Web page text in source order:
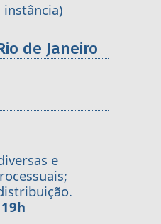
instância)
de Janeiro
e